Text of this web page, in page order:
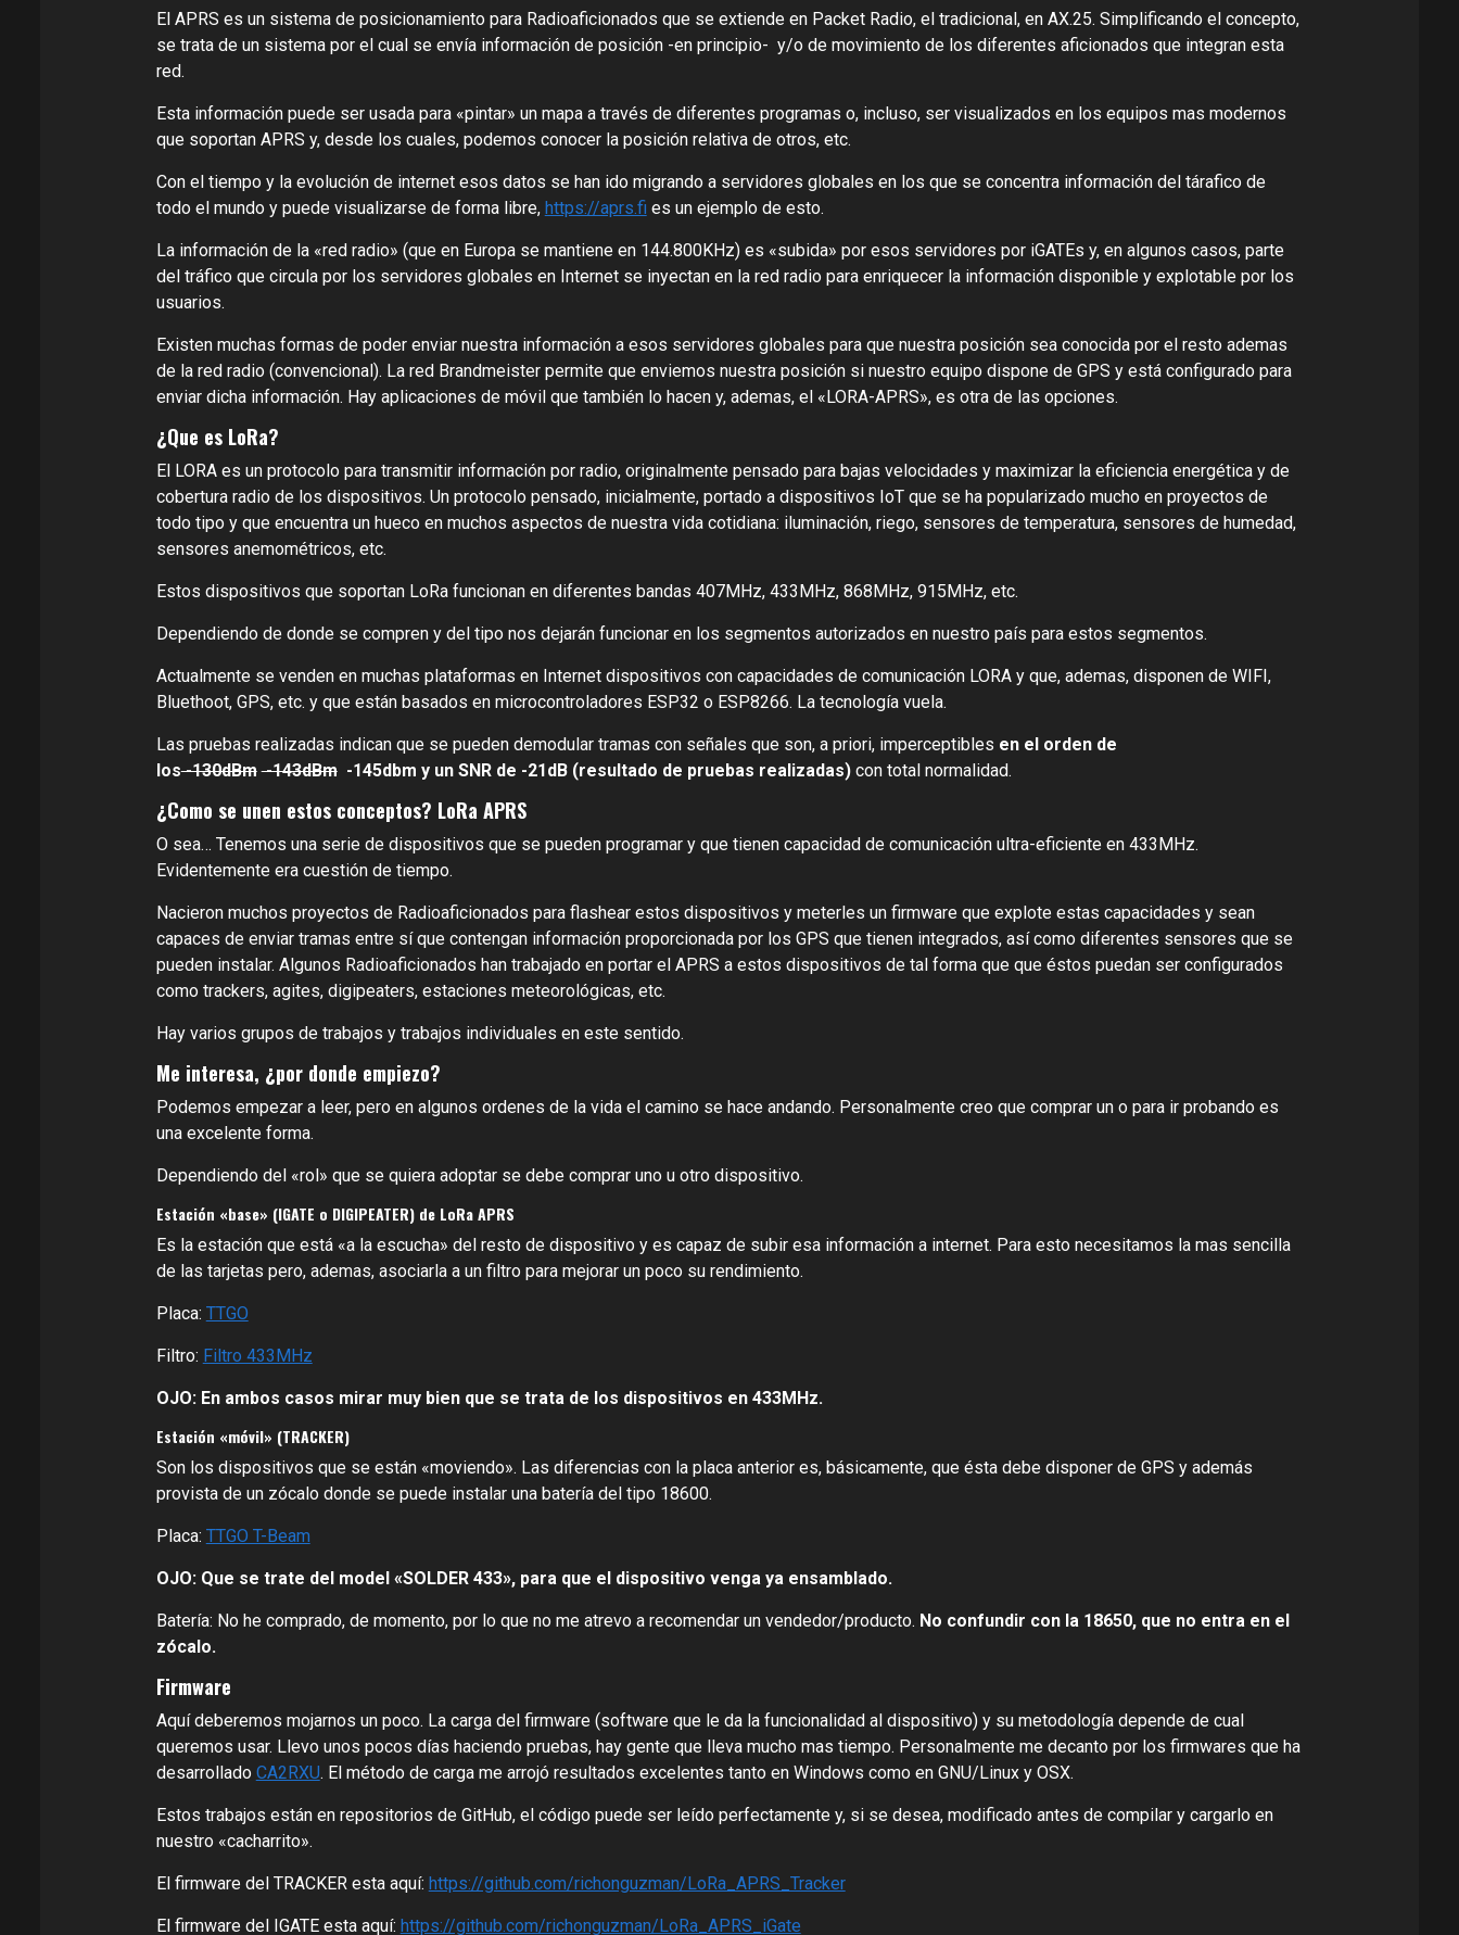
El APRS es un sistema de posicionamiento para Radioaficionados que se extiende en Packet Radio, el tradicional, en AX.25. Simplificando el concepto,
se trata de un sistema por el cual se envía información de posición -en principio- y/o de movimiento de los diferentes aficionados que integran esta
red.
Esta información puede ser usada para «pintar» un mapa a través de diferentes programas o, incluso, ser visualizados en los equipos mas modernos
que soportan APRS y, desde los cuales, podemos conocer la posición relativa de otros, etc.
Con el tiempo y la evolución de internet esos datos se han ido migrando a servidores globales en los que se concentra información del tárafico de
todo el mundo y puede visualizarse de forma libre, https://aprs.fi es un ejemplo de esto.
La información de la «red radio» (que en Europa se mantiene en 144.800KHz) es «subida» por esos servidores por iGATEs y, en algunos casos, parte
del tráfico que circula por los servidores globales en Internet se inyectan en la red radio para enriquecer la información disponible y explotable por los
usuarios.
Existen muchas formas de poder enviar nuestra información a esos servidores globales para que nuestra posición sea conocida por el resto ademas
de la red radio (convencional). La red Brandmeister permite que enviemos nuestra posición si nuestro equipo dispone de GPS y está configurado para
enviar dicha información. Hay aplicaciones de móvil que también lo hacen y, ademas, el «LORA-APRS», es otra de las opciones.
¿Que es LoRa?
El LORA es un protocolo para transmitir información por radio, originalmente pensado para bajas velocidades y maximizar la eficiencia energética y de
cobertura radio de los dispositivos. Un protocolo pensado, inicialmente, portado a dispositivos IoT que se ha popularizado mucho en proyectos de
todo tipo y que encuentra un hueco en muchos aspectos de nuestra vida cotidiana: iluminación, riego, sensores de temperatura, sensores de humedad,
sensores anemométricos, etc.
Estos dispositivos que soportan LoRa funcionan en diferentes bandas 407MHz, 433MHz, 868MHz, 915MHz, etc.
Dependiendo de donde se compren y del tipo nos dejarán funcionar en los segmentos autorizados en nuestro país para estos segmentos.
Actualmente se venden en muchas plataformas en Internet dispositivos con capacidades de comunicación LORA y que, ademas, disponen de WIFI,
Bluethoot, GPS, etc. y que están basados en microcontroladores ESP32 o ESP8266. La tecnología vuela.
Las pruebas realizadas indican que se pueden demodular tramas con señales que son, a priori, imperceptibles en el orden de
los-130dBm -143dBm-145dbm y un SNR de -21dB(resultado de pruebas realizadas) con total normalidad.
¿Como se unen estos conceptos? LoRa APRS
O sea… Tenemos una serie de dispositivos que se pueden programar y que tienen capacidad de comunicación ultra-eficiente en 433MHz.
Evidentemente era cuestión de tiempo.
Nacieron muchos proyectos de Radioaficionados para flashear estos dispositivos y meterles un firmware que explote estas capacidades y sean
capaces de enviar tramas entre sí que contengan información proporcionada por los GPS que tienen integrados, así como diferentes sensores que se
pueden instalar. Algunos Radioaficionados han trabajado en portar el APRS a estos dispositivos de tal forma que que éstos puedan ser configurados
como trackers, agites, digipeaters, estaciones meteorológicas, etc.
Hay varios grupos de trabajos y trabajos individuales en este sentido.
Me interesa, ¿por donde empiezo?
Podemos empezar a leer, pero en algunos ordenes de la vida el camino se hace andando. Personalmente creo que comprar un o para ir probando es
una excelente forma.
Dependiendo del «rol» que se quiera adoptar se debe comprar uno u otro dispositivo.
Estación «base» (IGATE o DIGIPEATER) de LoRa APRS
Es la estación que está «a la escucha» del resto de dispositivo y es capaz de subir esa información a internet. Para esto necesitamos la mas sencilla
de las tarjetas pero, ademas, asociarla a un filtro para mejorar un poco su rendimiento.
Placa: TTGO
Filtro: Filtro 433MHz
OJO: En ambos casos mirar muy bien que se trata de los dispositivos en 433MHz.
Estación «móvil» (TRACKER)
Son los dispositivos que se están «moviendo». Las diferencias con la placa anterior es, básicamente, que ésta debe disponer de GPS y además
provista de un zócalo donde se puede instalar una batería del tipo 18600.
Placa: TTGO T-Beam
OJO: Que se trate del model «SOLDER 433», para que el dispositivo venga ya ensamblado.
Batería: No he comprado, de momento, por lo que no me atrevo a recomendar un vendedor/producto. No confundir con la 18650, que no entra en el
zócalo.
Firmware
Aquí deberemos mojarnos un poco. La carga del firmware (software que le da la funcionalidad al dispositivo) y su metodología depende de cual
queremos usar. Llevo unos pocos días haciendo pruebas, hay gente que lleva mucho mas tiempo. Personalmente me decanto por los firmwares que ha
desarrollado CA2RXU. El método de carga me arrojó resultados excelentes tanto en Windows como en GNU/Linux y OSX.
Estos trabajos están en repositorios de GitHub, el código puede ser leído perfectamente y, si se desea, modificado antes de compilar y cargarlo en
nuestro «cacharrito».
El firmware del TRACKER esta aquí: https://github.com/richonguzman/LoRa_APRS_Tracker
El firmware del IGATE esta aquí: https://github.com/richonguzman/LoRa_APRS_iGate